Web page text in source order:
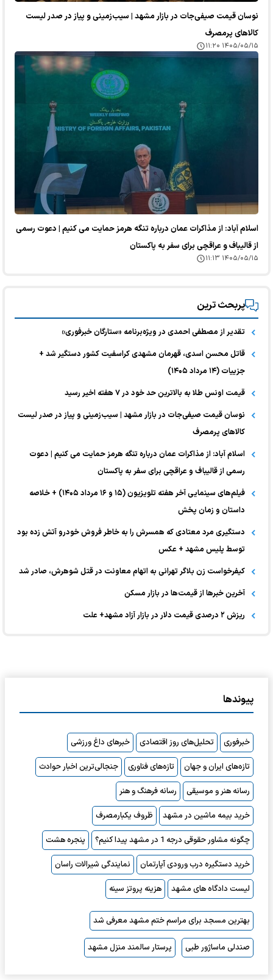
نوسان قیمت صیفی‌جات در بازار مشهد | سیب‌زمینی و پیاز در صدر لیست
کالا‌های پرمصرف
۱۴۰۵/۰۵/۱۵ ۱۱:۲۰
اسلام آباد: از مذاکرات عمان درباره تنگه هرمز حمایت می کنیم | دعوت رسمی
از قالیباف و عراقچی برای سفر به پاکستان
۱۴۰۵/۰۵/۱۵ ۱۱:۱۳
پربحث ترین
تقدیر از مصطفی احمدی در ویژه‌برنامه «ستارگان خبرفوری»
قاتل محسن اسدی، قهرمان مشهدی کراسفیت کشور دستگیر شد +
جزییات (۱۴ مرداد ۱۴۰۵)
قیمت اونس طلا به بالاترین حد خود در ۷ هفته اخیر رسید
نوسان قیمت صیفی‌جات در بازار مشهد | سیب‌زمینی و پیاز در صدر لیست
کالا‌های پرمصرف
اسلام آباد: از مذاکرات عمان درباره تنگه هرمز حمایت می کنیم | دعوت
رسمی از قالیباف و عراقچی برای سفر به پاکستان
فیلم‌های سینمایی آخر هفته تلویزیون (۱۵ و ۱۶ مرداد ۱۴۰۵) + خلاصه
داستان و زمان پخش
دستگیری مرد معتادی که همسرش را به خاطر فروش خودرو آتش زده بود
توسط پلیس مشهد + عکس
کیفرخواست زن بلاگر تهرانی به اتهام معاونت در قتل شوهرش، صادر شد
آخرین خبر‌ها از قیمت‌ها در بازار مسکن
ریزش ۲ درصدی قیمت دلار در بازار آزاد مشهد+ علت
پیوندها
خبرفوری تحلیل‌های روز اقتصادی
خبرهای داغ ورزشی
تازه‌های ایران و جهان
تازه‌های فناوری
جنجالی‌ترین اخبار حوادث
رسانه هنر و موسیقی
رسانه فرهنگ و هنر
خرید بیمه ماشین در مشهد
ظروف یکبارمصرف
چگونه مشاور حقوقی درجه 1 در مشهد پیدا کنیم؟
پنجره هشت
خرید دستگیره درب ورودی آپارتمان
نمایندگی شیرالات راسان
لیست دادگاه های مشهد
هزینه پروتز سینه
بهترین مسجد برای مراسم ختم مشهد معرفی شد
صندلی ماساژور طبی پرستار سالمند منزل مشهد